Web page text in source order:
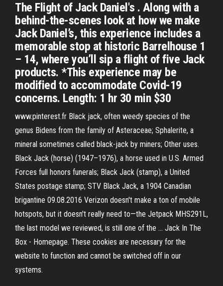
The Flight of Jack Daniel's . Along with a
behind-the-scenes look at how we make
Jack Daniel’s, this experience includes a
memorable stop at historic Barrelhouse 1
– 14, where you’ll sip a flight of five Jack
products. *This experience may be
modified to accommodate Covid-19
concerns. Length: 1 hr 30 min $30
www.pinterest.fr Black jack, often weedy species of the
genus Bidens from the family of Asteraceae; Sphalerite, a
mineral sometimes called black-jack by miners; Other uses.
Black Jack (horse) (1947–1976), a horse used in U.S. Armed
Forces full honors funerals; Black Jack (stamp), a United
States postage stamp; STV Black Jack, a 1904 Canadian
brigantine 09.08.2016 Verizon doesn't make a ton of mobile
hotspots, but it doesn't really need to—the Jetpack MHS291L,
the last model we reviewed, is still one of the … Jack In The
Box - Homepage. These cookies are necessary for the
website to function and cannot be switched off in our
systems.